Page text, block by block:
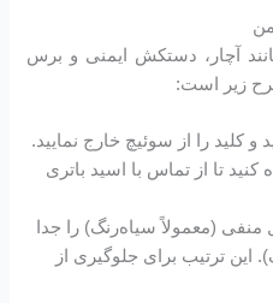
آچار، دستکش ایمنی و برس
زیر است:
کلید را از سوئیچ خارج نمایید.
تا از تماس با اسید باتری
منفی (معمولاً سیاه‌رنگ) را جدا
ترتیب برای جلوگیری از